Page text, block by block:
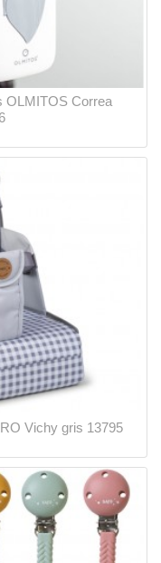
OLMITOS Correa
Vichy gris 13795